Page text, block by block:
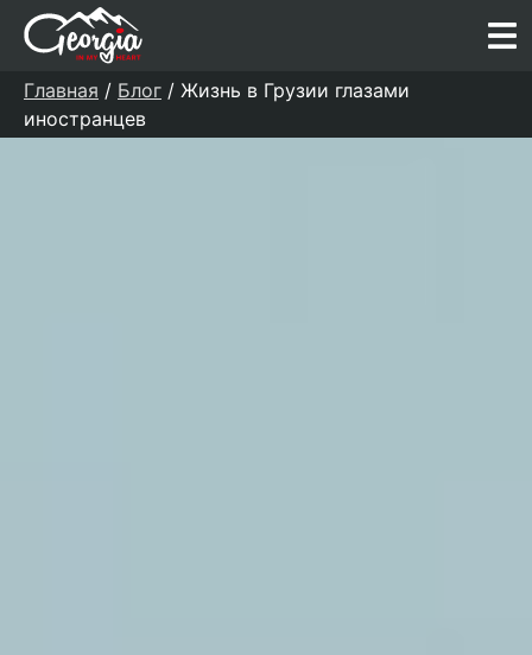
Главная / Блог / Жизнь в Грузии глазами
иностранцев